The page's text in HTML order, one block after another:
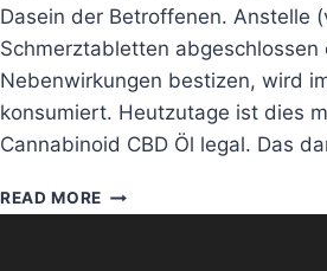
Dasein der Betroffenen. Anstelle
Schmerztabletten abgeschlossen
Nebenwirkungen bestizen, wird
konsumiert. Heutzutage ist dies
Cannabinoid CBD Öl legal. Das
READ MORE